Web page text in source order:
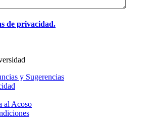
de privacidad.
y Sugerencias
al Acoso